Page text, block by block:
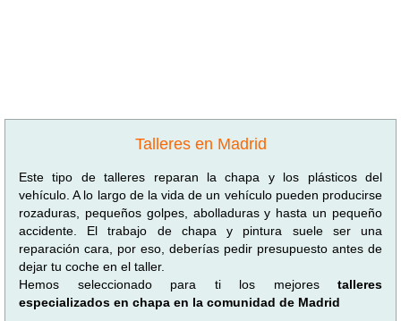
Talleres en Madrid
Este tipo de talleres reparan la chapa y los plásticos del
vehículo. A lo largo de la vida de un vehículo pueden producirse
rozaduras, pequeños golpes, abolladuras y hasta un pequeño
accidente. El trabajo de chapa y pintura suele ser una
reparación cara, por eso, deberías pedir presupuesto antes de
dejar tu coche en el taller.
Hemos seleccionado para ti los mejores talleres
especializados en chapa en la comunidad de Madrid